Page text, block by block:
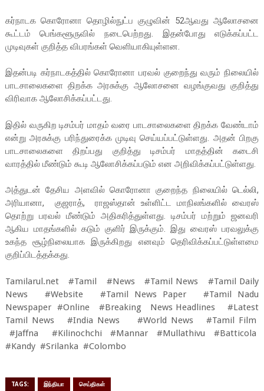
கர்நாடக கொரோனா தொழில்நுட்ப குழுவின் 52ஆவது ஆலோசனை
கூட்டம் பெங்களூருவில் நடைபெற்றது. இதன்போது எடுக்கப்பட்ட
முடிவுகள் குறித்த விபரங்கள் வெளியாகியுள்ளன.
இதன்படி கர்நாடகத்தில் கொரோனா பரவல் குறைந்து வரும் நிலையில்
பாடசாலைகளை திறக்க அரசுக்கு ஆலோசனை வழங்குவது குறித்து
விரிவாக ஆலோசிக்கப்பட்டது.
இதில் வருகிற டிசம்பர் மாதம் வரை பாடசாலைகளை திறக்க வேண்டாம்
என்று அரசுக்கு பரிந்துரைக்க முடிவு செய்யப்பட்டுள்ளது. அதன் பிறகு
பாடசாலைகளை திறப்பது குறித்து டிசம்பர் மாதத்தின் கடைசி
வாரத்தில் மீண்டும் கூடி ஆலோசிக்கப்படும் என அறிவிக்கப்பட்டுள்ளது.
அத்துடன் தேசிய அளவில் கொரோனா குறைந்த நிலையில் டெல்லி,
அரியானா, குஜராத், ராஜஸ்தான் உள்ளிட்ட மாநிலங்களில் வைரஸ்
தொற்று பரவல் மீண்டும் அதிகரித்துள்ளது. டிசம்பர் மற்றும் ஜனவரி
ஆகிய மாதங்களில் கடும் குளிர் இருக்கும். இது வைரஸ் பரவலுக்கு
உகந்த சூழ்நிலையாக இருக்கிறது எனவும் தெரிவிக்கப்பட்டுள்ளமை
குறிப்பிடத்தக்கது.
Tamilarul.net #Tamil #News #Tamil News #Tamil Daily
News #Website #Tamil News Paper #Tamil Nadu
Newspaper #Online #Breaking News Headlines #Latest
Tamil News #India News #World News #Tamil Film
#Jaffna #Kilinochchi #Mannar #Mullathivu #Batticola
#Kandy #Srilanka #Colombo
TAGS: இந்தியா செய்திகள்